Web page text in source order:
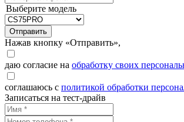
Выберите модель
Отправить
Нажав кнопку «Отправить»,
даю согласие на обработку своих
соглашаюсь с политикой обработки
Записаться на тест-драйв